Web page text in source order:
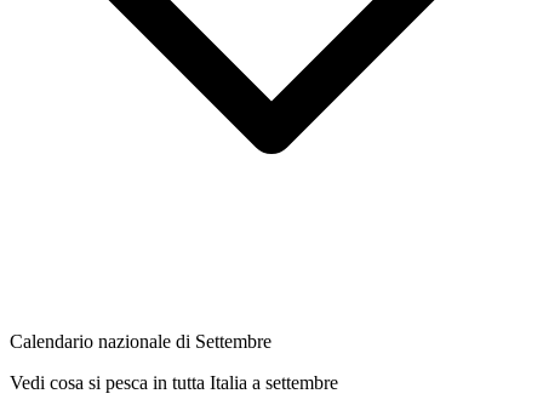
Calendario nazionale di Settembre
Vedi cosa si pesca in tutta Italia a settembre